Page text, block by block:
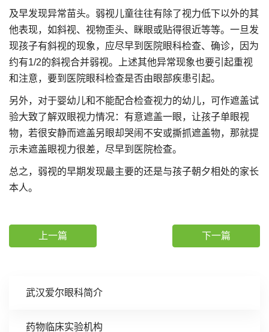
武汉爱尔眼科简介
药物临床实验机构
及早发现异常苗头。弱视儿童往往有除了视力低下以外的其
他表现，如斜视、视物歪头、眯眼或贴得很近等等。一旦发
现孩子有斜视的现象，应尽早到医院眼科检查、确诊，因为
约有1/2的斜视合并弱视。上述其他异常现象也要引起重视
和注意，要到医院眼科检查是否由眼部疾患引起。
另外，对于婴幼儿和不能配合检查视力的幼儿，可作遮盖试
验大致了解双眼视力情况：有意遮盖一眼，让孩子单眼视
物，若很安静而遮盖另眼却哭闹不安或撕抓遮盖物，那就提
示未遮盖眼视力很差，尽早到医院检查。
总之，弱视的早期发现最主要的还是与孩子朝夕相处的家长
本人。
上一篇 下一篇